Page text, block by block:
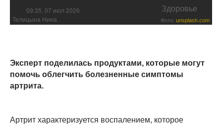
09:35, 07 июл 2026 Здоровье
Телицына Нина Фото: unsplash.com
Эксперт поделилась продуктами, которые могут
помочь облегчить болезненные симптомы
артрита.
Артрит характеризуется воспалением, которое